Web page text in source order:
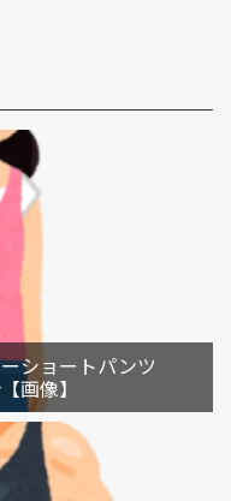
ショートパンツ
画像】